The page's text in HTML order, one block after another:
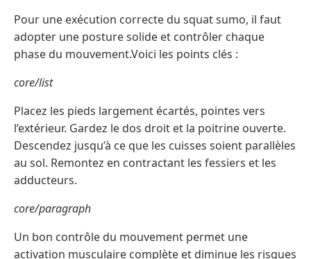
Pour une exécution correcte du squat sumo, il faut
adopter une posture solide et contrôler chaque
phase du mouvement.Voici les points clés :
core/list
Placez les pieds largement écartés, pointes vers
l’extérieur. Gardez le dos droit et la poitrine ouverte.
Descendez jusqu’à ce que les cuisses soient parallèles
au sol. Remontez en contractant les fessiers et les
adducteurs.
core/paragraph
Un bon contrôle du mouvement permet une
activation musculaire complète et diminue les risques